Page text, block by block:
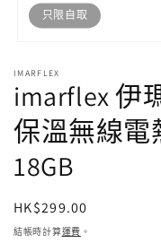
啟
多
體
檔
只限自取
IMARFLEX
imarflex 伊
保溫無線電
18GB
定
價
HK$299.00
結帳時計算運費 。